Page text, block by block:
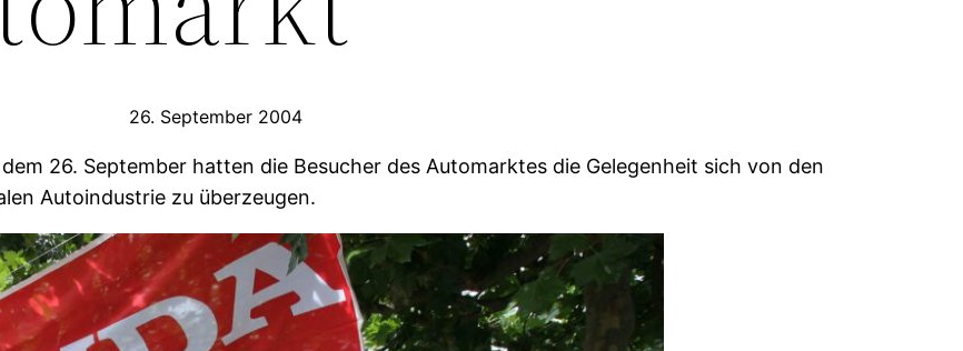
26. September 2004
26. September hatten die Besucher des Automarktes die Gelegenheit sich von den
Autoindustrie zu überzeugen.